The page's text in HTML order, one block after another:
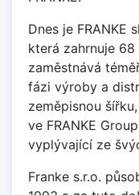
Dnes je FRANKE
která zahrnuje
zaměstnává
fázi výroby a
zeměpisnou
ve FRANKE
vyplývající ze
Franke s.r.o.